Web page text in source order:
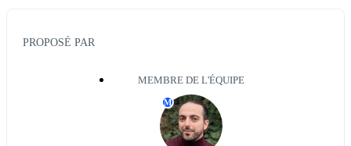
PROPOSÉ PAR
MEMBRE DE L'ÉQUIPE
M